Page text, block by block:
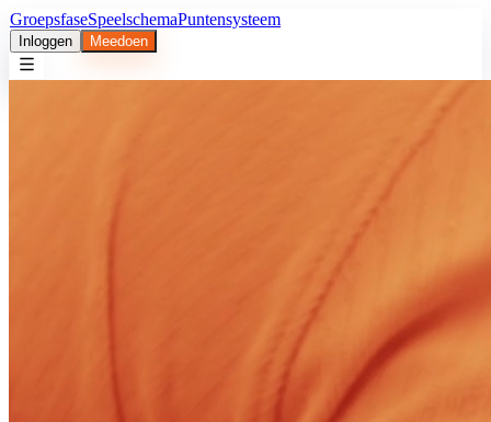
GroepsfaseSpeelschemaPuntensysteem
Inloggen Meedoen